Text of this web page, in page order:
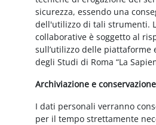
sicurezza, essendo una
dell'utilizzo di tali strumenti.
collaborative è soggetto al
sull’utilizzo delle piattaforme
degli Studi di Roma “La
Archiviazione e conservazione
I dati personali verranno
per il tempo strettamente